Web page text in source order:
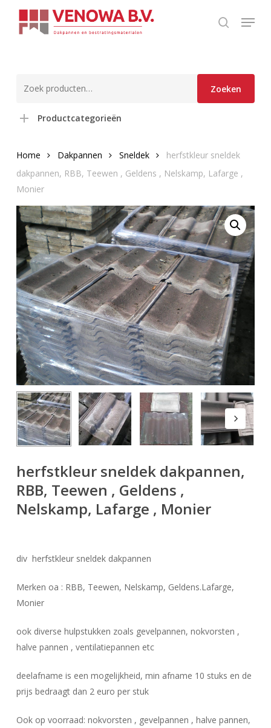
search
Menu
Zoeken
Productcategorieën
Home Dakpannen Sneldek
herfstkleur sneldek
dakpannen, RBB, Teewen , Geldens , Nelskamp, Lafarge ,
Monier
herfstkleur sneldek dakpannen,
RBB, Teewen , Geldens ,
Nelskamp, Lafarge , Monier
div herfstkleur sneldek dakpannen
Merken oa : RBB, Teewen, Nelskamp, Geldens.Lafarge,
Monier
ook diverse hulpstukken zoals gevelpannen, nokvorsten ,
halve pannen , ventilatiepannen etc
deelafname is een mogelijkheid, min afname 10 stuks en de
prijs bedraagt dan 2 euro per stuk
Ook op voorraad: nokvorsten , gevelpannen , halve pannen,